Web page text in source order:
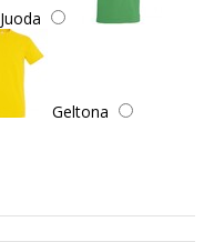
Juoda
Geltona